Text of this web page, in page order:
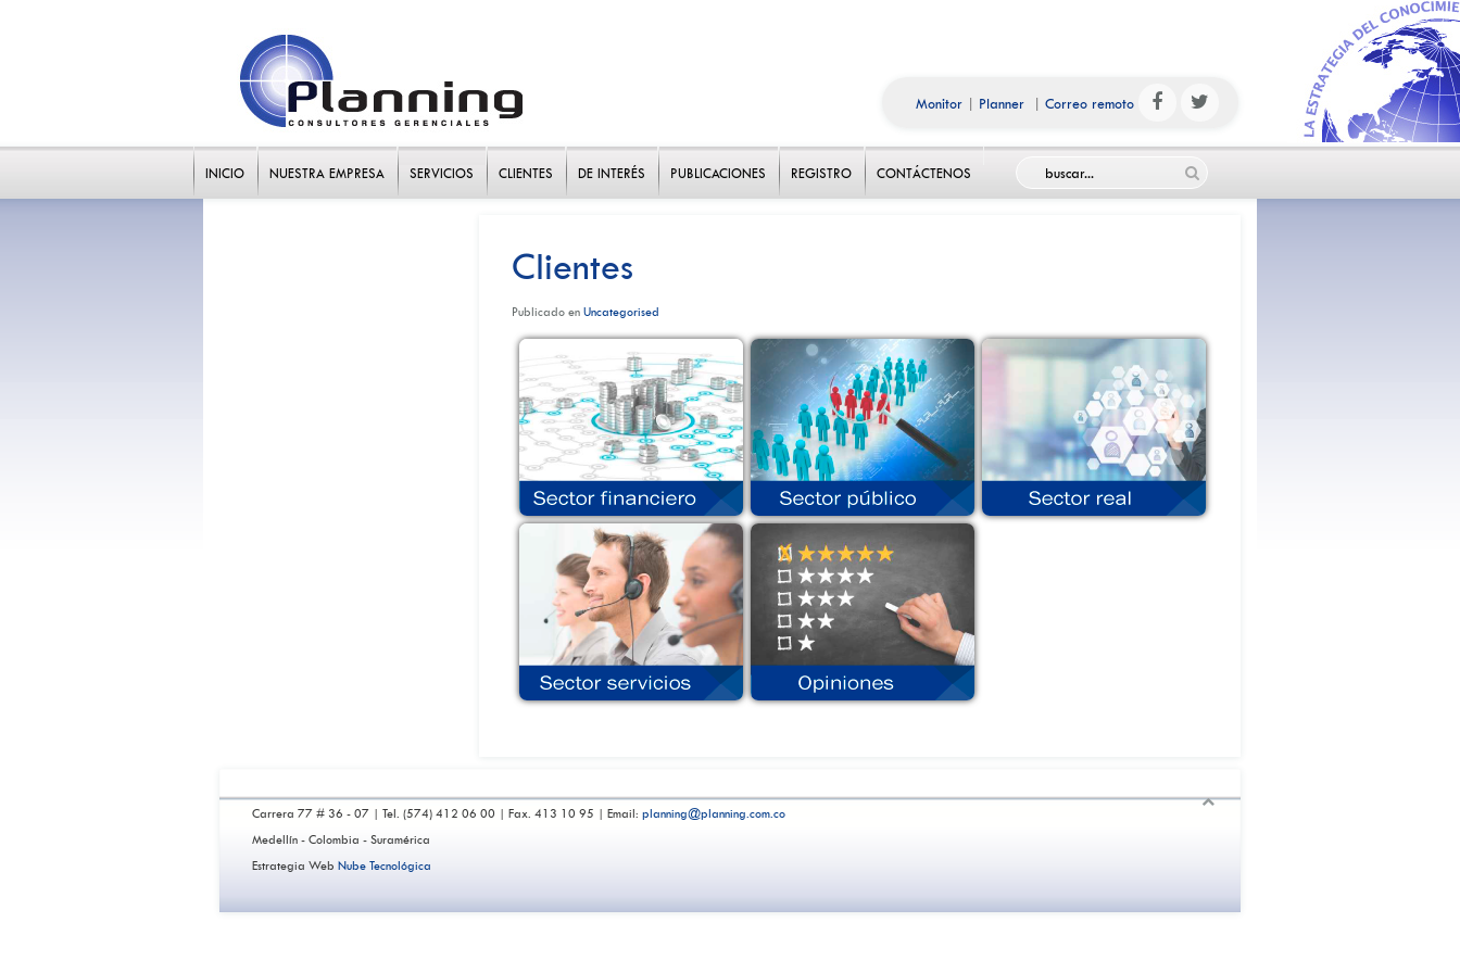
Monitor| Planner| Correo remoto
INICIO NUESTRA EMPRESA SERVICIOS CLIENTES DE INTERÉS PUBLICACIONES REGISTRO CONTÁCTENOS
Clientes
Publicado en Uncategorised
Carrera 77 # 36 - 07 | Tel. (574) 412 06 00 | Fax. 413 10 95 | Email: planning@planning.com.co
Medellín - Colombia - Suramérica
Estrategia Web Nube Tecnológica